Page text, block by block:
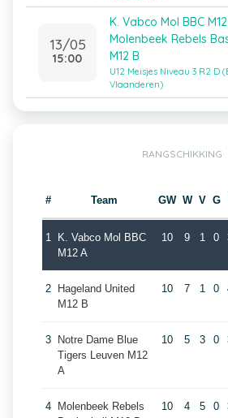
13/05
15:00
K. Vabco Mol BBC
Molenbeek Rebels
M12 B
U12 Meisjes Niveau 3 R2 D
Vlaanderen)
RANGSCHIKKING
# Team GW W V G
1
K. Vabco Mol BBC
M12 A
10 9 1 0
2
Hageland United
M12 B
10 7 1 0
3
Notre Dame Blue
Tigers Leuven M12
A
10 5 3 0
4
Molenbeek Rebels
10 4 5 0